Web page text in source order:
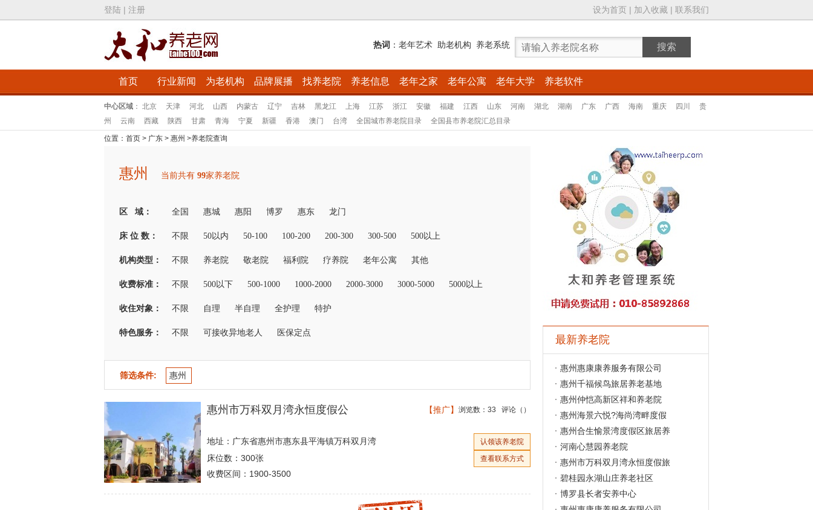
登陆 | 注册 设为首页 | 加入收藏 | 联系我们
热词 ： 老年艺术 助老机构 养老系统
首页 行业新闻 为老机构 品牌展播 找养老院 养老信息 老年之家 老年公寓 老年大学 养老软件
中心区域 ： 北京 天津 河北 山西 内蒙古 辽宁 吉林 黑龙江 上海 江苏 浙江 安徽 福建 江西 山东 河南 湖北 湖南 广东 广西 海南 重庆 四川
贵
州
云南 西藏 陕西 甘肃 青海 宁夏 新疆 香港 澳门 台湾 全国城市养老院目录 全国县市养老院汇总目录
位置： 首页 > 广东 > 惠州 >养老院查询
惠州 当前共有 99家养老院
区 域： 全国 惠城 惠阳 博罗 惠东 龙门
床 位 数： 不限 50以内 50-100 100-200 200-300 300-500 500以上
机构类型： 不限 养老院 敬老院 福利院 疗养院 老年公寓 其他
收费标准： 不限 500以下 500-1000 1000-2000 2000-3000 3000-5000 5000以上
收住对象： 不限 自理 半自理 全护理 特护
特色服务： 不限 可接收异地老人 医保定点
筛选条件: 惠州
浏览数：33 评论（ ）
【推广】
惠州市万科双月湾永恒度假公
认领该养老院
地址：广东省惠州市惠东县平海镇万科双月湾
查看联系方式
床位数：300张
收费区间：1900-3500
最新养老院
惠州惠康康养服务有限公司
惠州千福候鸟旅居养老基地
惠州仲恺高新区祥和养老院
惠州海景六悦?海尚湾畔度假
惠州合生愉景湾度假区旅居养
河南心慧园养老院
惠州市万科双月湾永恒度假旅
碧桂园永湖山庄养老社区
博罗县长者安养中心